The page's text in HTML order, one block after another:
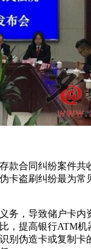
同纠纷案件共
卡盗刷纠纷最为
，导致储户卡内
提高银行ATM
伪造卡或复制